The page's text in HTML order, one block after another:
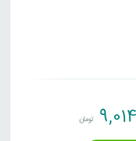
تومان